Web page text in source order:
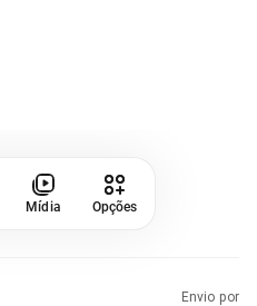
Mídia Opções
Envio por